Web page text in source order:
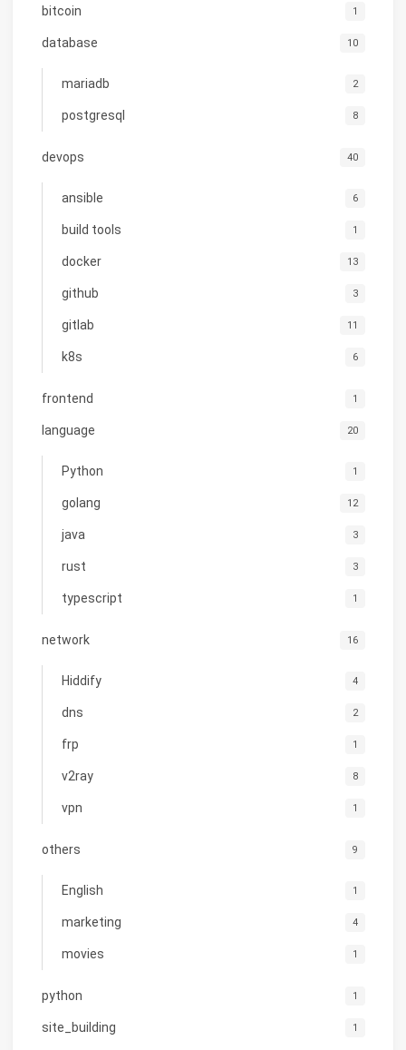
bitcoin 1
database 10
mariadb 2
postgresql 8
devops 40
ansible 6
build tools 1
docker 13
github 3
gitlab 11
k8s 6
frontend 1
language 20
Python 1
golang 12
java 3
rust 3
typescript 1
network 16
Hiddify 4
dns 2
frp 1
v2ray 8
vpn 1
others 9
English 1
marketing 4
movies 1
python 1
site_building 1